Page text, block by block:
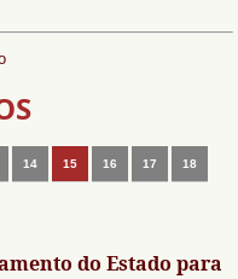
14 15 16 17 18
do Estado para